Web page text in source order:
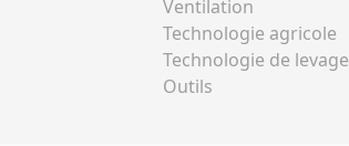
Ventilation
Technologie agricole
Technologie de levage
Outils